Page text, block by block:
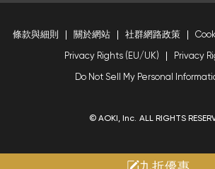
條款與細則 關於網站 社群網路政策
Privacy Rights (EU/UK) Privacy
Do Not Sell My Personal
© AOKI, Inc. ALL RIGHTS